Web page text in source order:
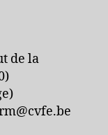
de la